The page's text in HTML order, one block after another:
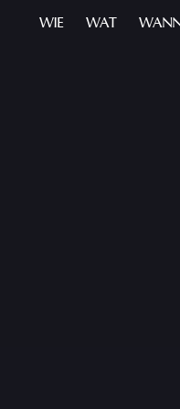
WIE WAT